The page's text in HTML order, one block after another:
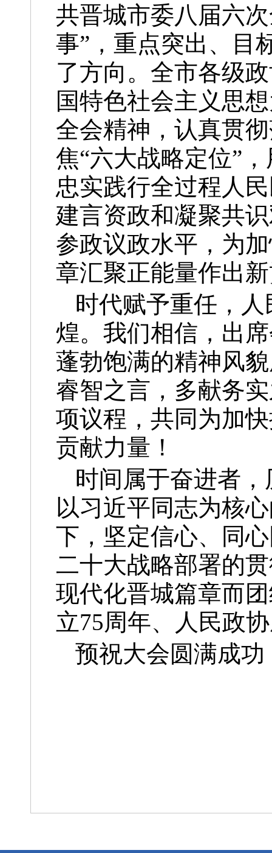
共晋城市委八届六
事”，重点突出、目
了方向。全市各级
国特色社会主义思
全会精神，认真贯
焦“六大战略定位”
忠实践行全过程人
建言资政和凝聚共
参政议政水平，为
章汇聚正能量作出
时代赋予重任，
煌。我们相信，出
蓬勃饱满的精神风
睿智之言，多献务
项议程，共同为加
贡献力量！
时间属于奋进者
以习近平同志为核
下，坚定信心、同
二十大战略部署的
现代化晋城篇章而
立75周年、人民政
预祝大会圆满成功